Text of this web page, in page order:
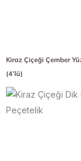
Kiraz Çiçeği Çember
(4’lü)